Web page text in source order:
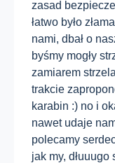
zasad
łatwo było
nami, dbał o
byśmy mogły
zamiarem
trakcie
karabin :) no i
nawet udaje
polecamy
jak my,